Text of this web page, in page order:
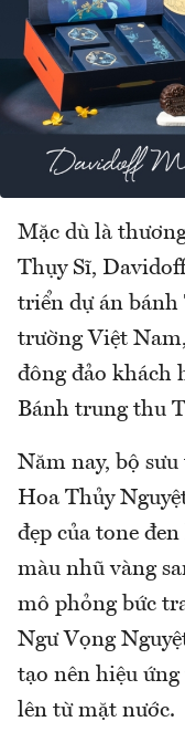
Mặc dù là
Thụy Sĩ,
triển dự án
trường Việt
đông đảo khách
Bánh trung thu
Năm nay, bộ
Hoa Thủy
đẹp của tone
màu nhũ vàng
mô phỏng bức
Ngư Vọng
tạo nên hiệu
lên từ mặt nước.